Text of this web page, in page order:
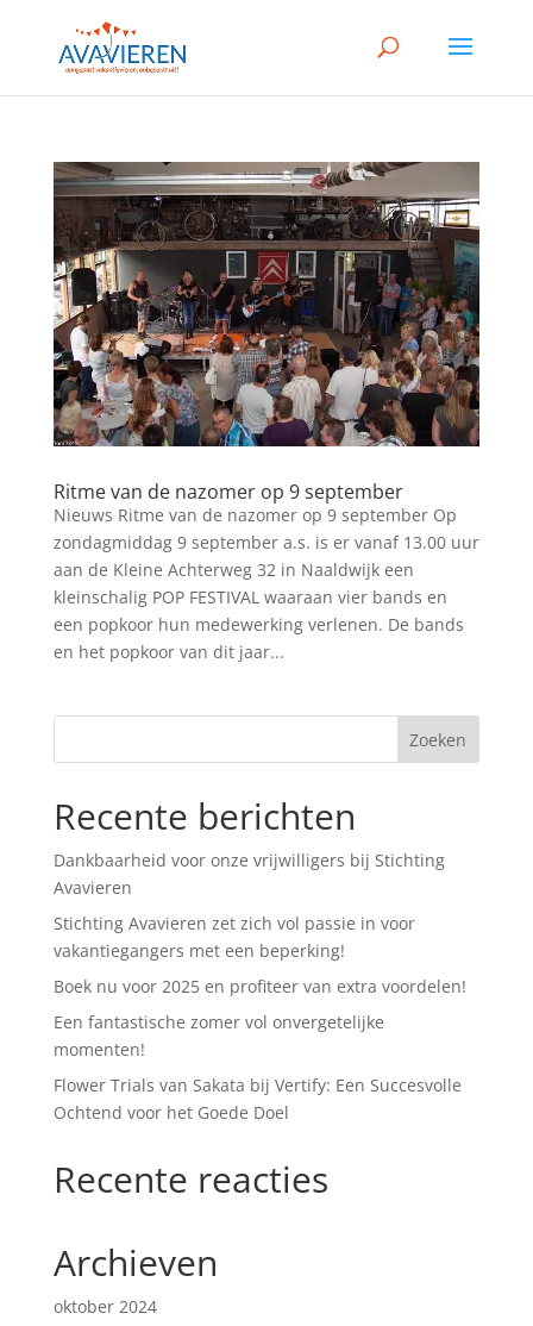
Ritme van de nazomer op 9 september
Nieuws Ritme van de nazomer op 9 september Op
zondagmiddag 9 september a.s. is er vanaf 13.00 uur
aan de Kleine Achterweg 32 in Naaldwijk een
kleinschalig POP FESTIVAL waaraan vier bands en
een popkoor hun medewerking verlenen. De bands
en het popkoor van dit jaar...
Recente berichten
Dankbaarheid voor onze vrijwilligers bij Stichting
Avavieren
Stichting Avavieren zet zich vol passie in voor
vakantiegangers met een beperking!
Boek nu voor 2025 en profiteer van extra voordelen!
Een fantastische zomer vol onvergetelijke
momenten!
Flower Trials van Sakata bij Vertify: Een Succesvolle
Ochtend voor het Goede Doel
Recente reacties
Archieven
oktober 2024